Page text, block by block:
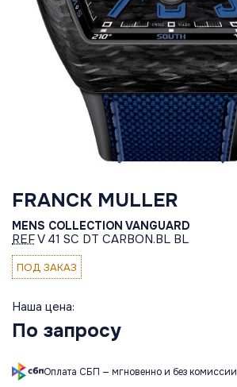
FRANCK MULLER
MENS COLLECTION VANGUARD
REFV 41 SC DT CARBON.BL BL
ПОД ЗАКАЗ
Наша цена:
По запросу
Оплата СБП — мгновенно и без комиссии